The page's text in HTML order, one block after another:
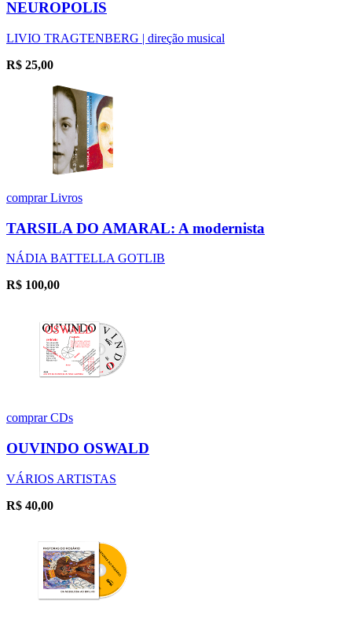
NEUROPOLIS
LIVIO TRAGTENBERG | direção musical
R$ 25,00
comprarLivros
TARSILA DO AMARAL: A modernista
NÁDIA BATTELLA GOTLIB
R$ 100,00
comprarCDs
OUVINDO OSWALD
VÁRIOS ARTISTAS
R$ 40,00